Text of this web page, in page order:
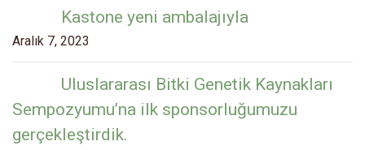
Kastone yeni ambalajıyla
Aralık 7, 2023
Uluslararası Bitki Genetik Kaynakları
Sempozyumu’na ilk sponsorluğumuzu
gerçekleştirdik.